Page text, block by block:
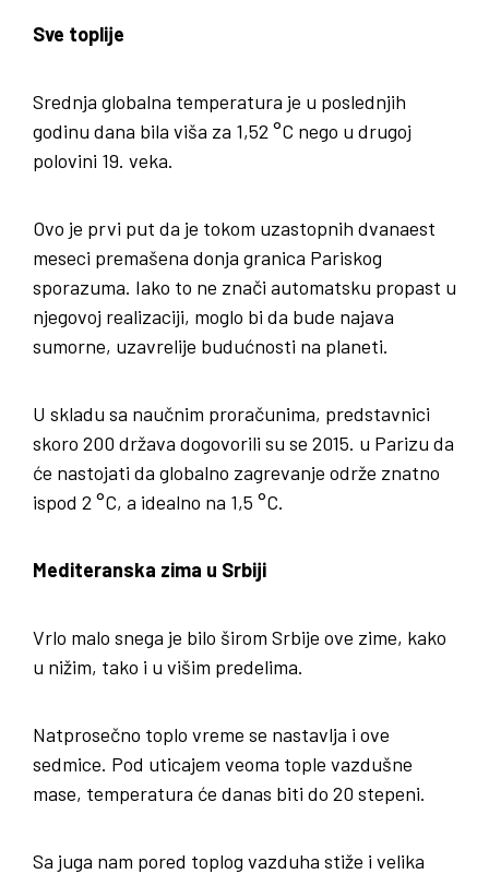
Sve toplije
Srednja globalna temperatura je u poslednjih
godinu dana bila viša za 1,52 °C nego u drugoj
polovini 19. veka.
Ovo je prvi put da je tokom uzastopnih dvanaest
meseci premašena donja granica Pariskog
sporazuma. Iako to ne znači automatsku propast u
njegovoj realizaciji, moglo bi da bude najava
sumorne, uzavrelije budućnosti na planeti.
U skladu sa naučnim proračunima, predstavnici
skoro 200 država dogovorili su se 2015. u Parizu da
će nastojati da globalno zagrevanje održe znatno
ispod 2 °C, a idealno na 1,5 °C.
Mediteranska zima u Srbiji
Vrlo malo snega je bilo širom Srbije ove zime, kako
u nižim, tako i u višim predelima.
Natprosečno toplo vreme se nastavlja i ove
sedmice. Pod uticajem veoma tople vazdušne
mase, temperatura će danas biti do 20 stepeni.
Sa juga nam pored toplog vazduha stiže i velika